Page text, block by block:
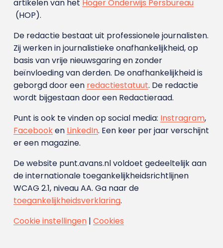
artikelen van het Hoger Onderwijs Persbureau
(HOP).
De redactie bestaat uit professionele journalisten.
Zij werken in journalistieke onafhankelijkheid, op
basis van vrije nieuwsgaring en zonder
beïnvloeding van derden. De onafhankelijkheid is
geborgd door een redactiestatuut. De redactie
wordt bijgestaan door een Redactieraad.
Punt is ook te vinden op social media: Instragram,
Facebooken LinkedIn. Een keer per jaar verschijnt
er een magazine.
De website punt.avans.nl voldoet gedeeltelijk aan
de internationale toegankelijkheidsrichtlijnen
WCAG 2.1, niveau AA. Ga naar de
toegankelijkheidsverklaring.
Cookie instellingen| Cookies